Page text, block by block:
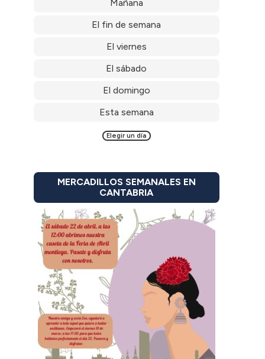
Mañana
El fin de semana
El viernes
El sábado
El domingo
Esta semana
Elegir un día
MERCADILLOS SEMANALES EN
CANTABRIA